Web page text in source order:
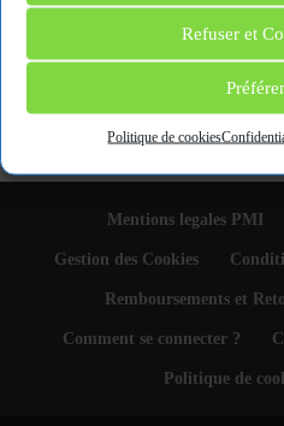
Refuser et
Politique de cookies
Catégories de
Sélectionner une
Mentions legales PMI
Gestion des Cookies
Remboursements et
Comment se connecter ?
Politique de